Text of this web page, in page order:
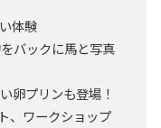
体験
バックに馬と写真
卵プリンも登場！
、ワークショップ